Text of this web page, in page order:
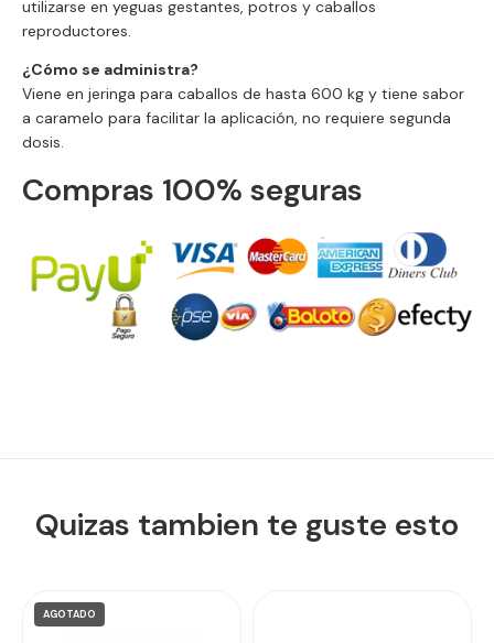
utilizarse en yeguas gestantes, potros y caballos
reproductores.
¿Cómo se administra?
Viene en jeringa para caballos de hasta 600 kg y tiene sabor
a caramelo para facilitar la aplicación, no requiere segunda
dosis.
Compras 100% seguras
Quizas tambien te guste esto
AGOTADO